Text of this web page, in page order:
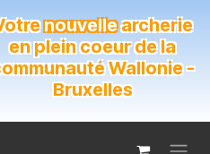
nouvellearcherie
en plein coeur de la
Wallonie -
Bruxelles